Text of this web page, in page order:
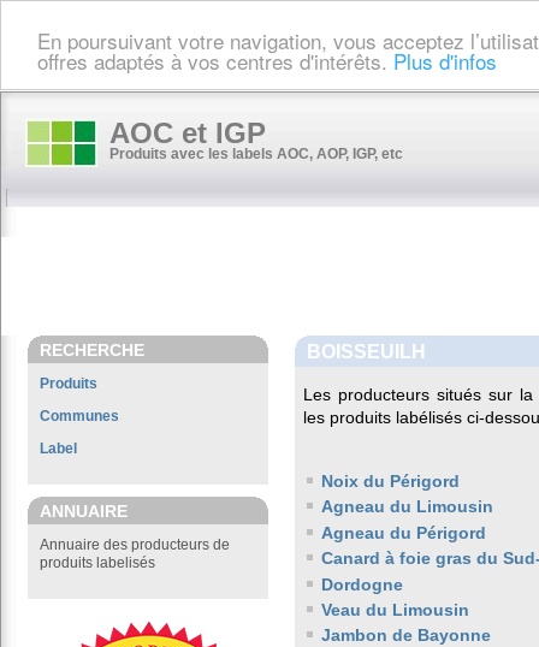
En poursuivant votre navigation, vous acceptez
offres adaptés à vos centres d'intérêts. Plus d'infos
AOC et IGP
Produits avec les labels AOC, AOP, IGP, etc
RECHERCHE
Produits
Communes
Label
ANNUAIRE
Annuaire des producteurs de
produits labelisés
BOISSEUILH
Les producteurs situés sur
les produits labélisés ci-
Noix du Périgord
Agneau du Limousin
Agneau du Périgord
Canard à foie gras du
Dordogne
Veau du Limousin
Jambon de Bayonne